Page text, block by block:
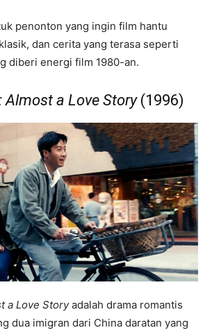
penonton yang ingin film hantu
dan cerita yang terasa seperti
diberi energi film 1980-an.
Almost a Love Story(1996)
a Love Storyadalah drama romantis
dua imigran dari China daratan yang